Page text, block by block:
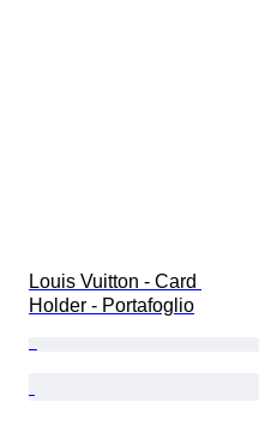
Louis Vuitton - Card
Holder - Portafoglio